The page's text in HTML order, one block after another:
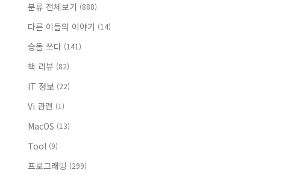
분류 전체보기 (888)
다른 이들의 이야기 (14)
승돌 쓰다 (141)
책 리뷰 (82)
IT 정보 (22)
Vi 관련 (1)
MacOS (13)
Tool (9)
프로그래밍 (299)